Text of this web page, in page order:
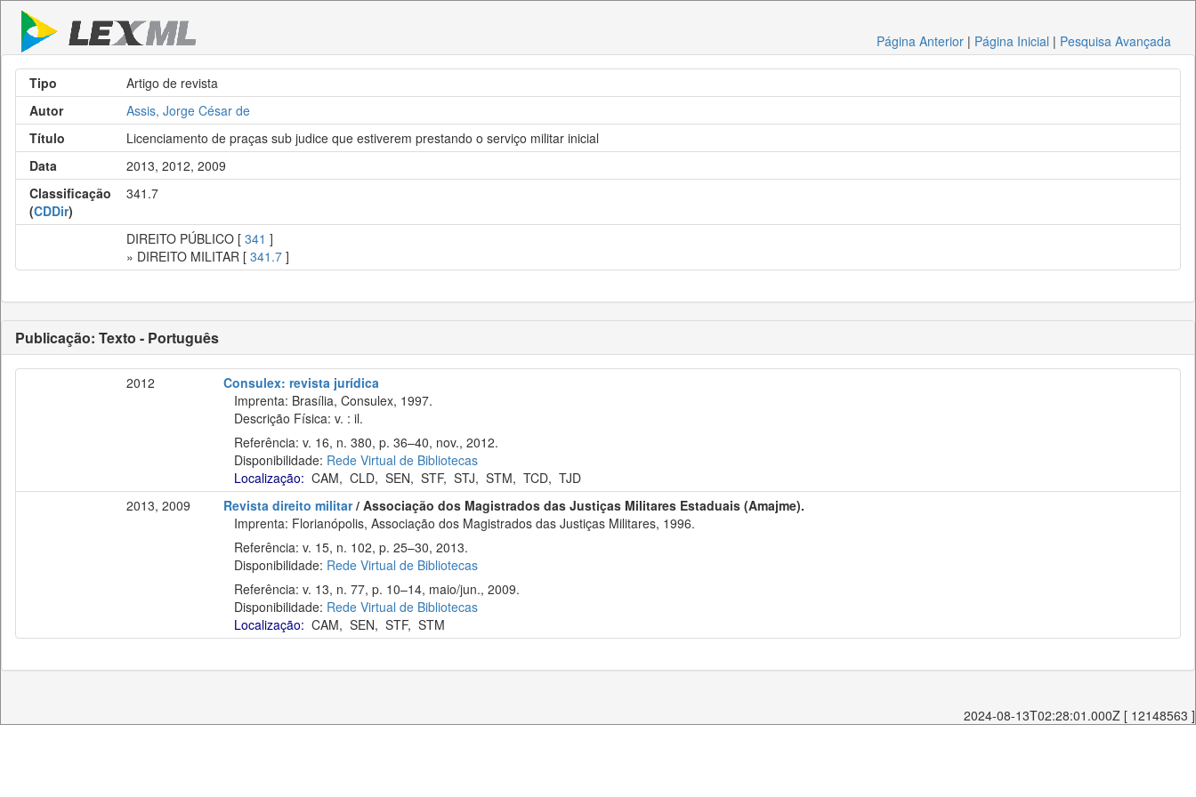
Página Anterior | Página Inicial | Pesquisa Avançada
Tipo
Artigo de revista
Autor
Assis, Jorge César de
Título
Licenciamento de praças sub judice que estiverem prestando o serviço militar inicial
Data
2013, 2012, 2009
Classificação
(CDDir)
341.7
DIREITO PÚBLICO [ 341 ]
» DIREITO MILITAR [ 341.7 ]
Publicação: Texto - Português
2012
Consulex: revista jurídica
Imprenta: Brasília, Consulex, 1997.
Descrição Física: v. : il.
Referência: v. 16, n. 380, p. 36–40, nov., 2012.
Disponibilidade: Rede Virtual de Bibliotecas
Localização: CAM, CLD, SEN, STF, STJ, STM, TCD, TJD
2013, 2009
Revista direito militar/ Associação dos Magistrados das Justiças Militares Estaduais (Amajme).
Imprenta: Florianópolis, Associação dos Magistrados das Justiças Militares, 1996.
Referência: v. 15, n. 102, p. 25–30, 2013.
Disponibilidade: Rede Virtual de Bibliotecas
Referência: v. 13, n. 77, p. 10–14, maio/jun., 2009.
Disponibilidade: Rede Virtual de Bibliotecas
Localização: CAM, SEN, STF, STM
2024-08-13T02:28:01.000Z [ 12148563 ]